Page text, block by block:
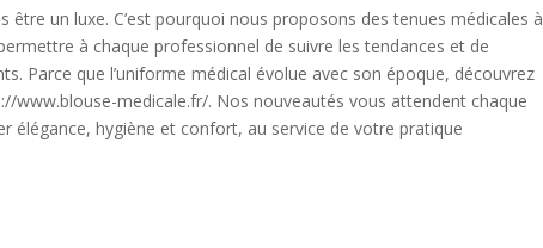
un luxe. C’est pourquoi nous proposons des tenues médicales à
à chaque professionnel de suivre les tendances et de
Parce que l’uniforme médical évolue avec son époque, découvrez
www.blouse-medicale.fr/. Nos nouveautés vous attendent chaque
élégance, hygiène et confort, au service de votre pratique